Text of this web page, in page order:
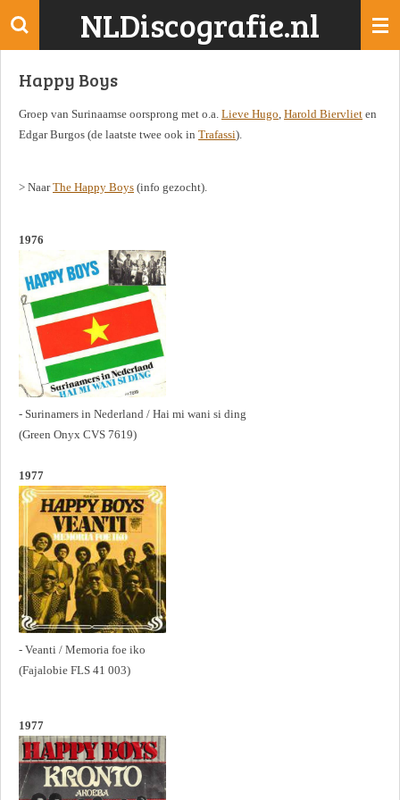
Ga
de
NLDiscografie.nl
Happy Boys
Groep van Surinaamse oorsprong met o.a. Lieve Hugo, Harold Biervliet en
Edgar Burgos (de laatste twee ook in Trafassi).
> NaarThe Happy Boys (info gezocht).
1976
- Surinamers in Nederland / Hai mi wani si ding
(Green Onyx CVS 7619)
1977
- Veanti / Memoria foe iko
(Fajalobie FLS 41 003)
1977